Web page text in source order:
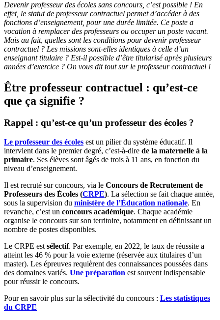
Devenir professeur des écoles sans concours, c’est possible ! En
effet, le statut de professeur contractuel permet d’accéder à des
fonctions d’enseignement, pour une durée limitée. Ce poste a
vocation à remplacer des professeurs ou occuper un poste vacant.
Mais au fait, quelles sont les conditions pour devenir professeur
contractuel ? Les missions sont-elles identiques à celle d’un
enseignant titulaire ? Est-il possible d’être titularisé après plusieurs
années d’exercice ? On vous dit tout sur le professeur contractuel !
Être professeur contractuel : qu’est-ce
que ça signifie ?
Rappel : qu’est-ce qu’un professeur des écoles ?
Le professeur des écoles est un pilier du système éducatif. Il
intervient dans le premier degré, c’est-à-dire de la maternelle à la
primaire. Ses élèves sont âgés de trois à 11 ans, en fonction du
niveau d’enseignement.
Il est recruté sur concours, via le Concours de Recrutement de
Professeurs des Écoles (CRPE). La sélection se fait chaque année,
sous la supervision du ministère de l’Éducation nationale. En
revanche, c’est un concours académique. Chaque académie
organise le concours sur son territoire, notamment en définissant un
nombre de postes disponibles.
Le CRPE est sélectif. Par exemple, en 2022, le taux de réussite a
atteint les 46 % pour la voie externe (réservée aux titulaires d’un
master). Les épreuves requièrent des connaissances poussées dans
des domaines variés. Une préparation est souvent indispensable
pour réussir le concours.
Pour en savoir plus sur la sélectivité du concours : Les statistiques
du CRPE